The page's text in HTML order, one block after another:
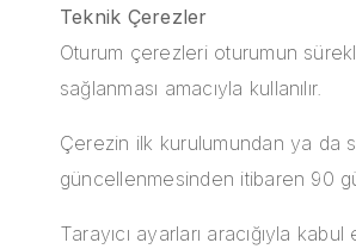
Teknik Çerezler
Oturum çerezleri oturumun
sağlanması amacıyla kullanılır.
Çerezin ilk kurulumundan ya da
güncellenmesinden itibaren 90
Tarayıcı ayarları aracığıyla